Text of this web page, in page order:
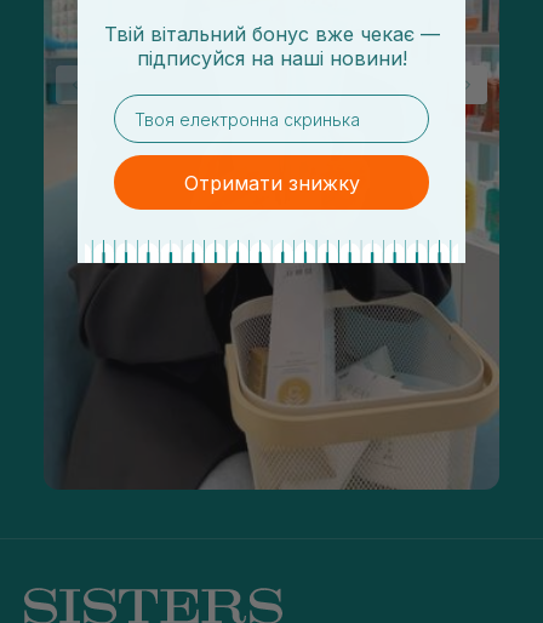
Твій вітальний бонус вже чекає —
підписуйся на наші новини!
email
Отримати знижку